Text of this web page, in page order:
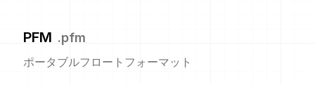
PFM .pfm
ポータブルフロートフォーマット